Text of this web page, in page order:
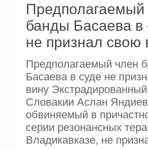
Предполагаемый
банды Басаева в
не признал свою
Предполагаемый член
Басаева в суде не
вину
Словакии Аслан
обвиняемый в
серии резонансных
Владикавказе, не